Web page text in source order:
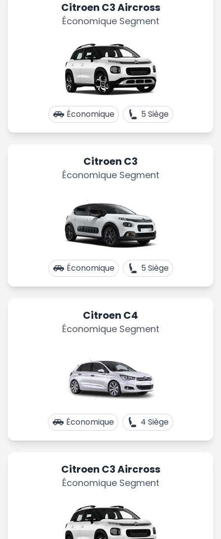
Citroen C3 Aircross
Économique Segment
Économique 5 Siège
Citroen C3
Économique Segment
Économique 5 Siège
Citroen C4
Économique Segment
Économique 4 Siège
Citroen C3 Aircross
Économique Segment